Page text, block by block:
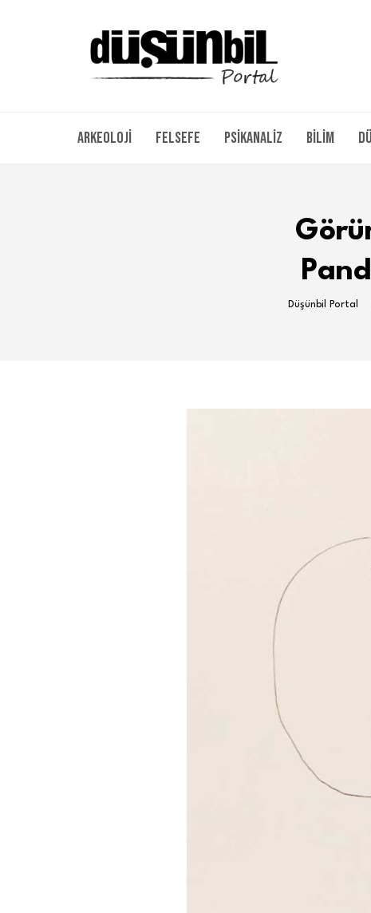
Arkeoloji Felsefe Psikanaliz Bilim
Düşünbil Portal